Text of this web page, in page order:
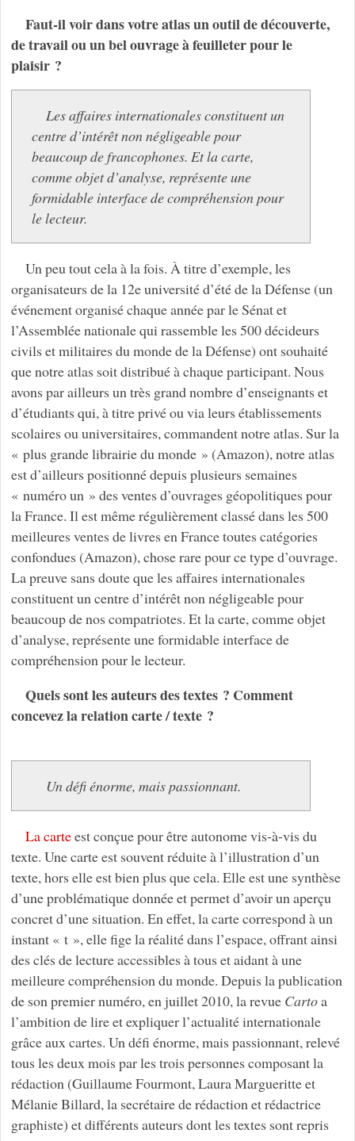
Faut-il voir dans votre atlas un outil de découverte,
de travail ou un bel ouvrage à feuilleter pour le
plaisir ?
Les affaires internationales constituent un
centre d’intérêt non négligeable pour
beaucoup de francophones. Et la carte,
comme objet d’analyse, représente une
formidable interface de compréhension pour
le lecteur.
Un peu tout cela à la fois. À titre d’exemple, les
organisateurs de la 12e université d’été de la Défense (un
événement organisé chaque année par le Sénat et
l’Assemblée nationale qui rassemble les 500 décideurs
civils et militaires du monde de la Défense) ont souhaité
que notre atlas soit distribué à chaque participant. Nous
avons par ailleurs un très grand nombre d’enseignants et
d’étudiants qui, à titre privé ou via leurs établissements
scolaires ou universitaires, commandent notre atlas. Sur la
« plus grande librairie du monde » (Amazon), notre atlas
est d’ailleurs positionné depuis plusieurs semaines
« numéro un » des ventes d’ouvrages géopolitiques pour
la France. Il est même régulièrement classé dans les 500
meilleures ventes de livres en France toutes catégories
confondues (Amazon), chose rare pour ce type d’ouvrage.
La preuve sans doute que les affaires internationales
constituent un centre d’intérêt non négligeable pour
beaucoup de nos compatriotes. Et la carte, comme objet
d’analyse, représente une formidable interface de
compréhension pour le lecteur.
Quels sont les auteurs des textes ? Comment
concevez la relation carte / texte ?
Un défi énorme, mais passionnant.
La carteest conçue pour être autonome vis-à-vis du
texte. Une carte est souvent réduite à l’illustration d’un
texte, hors elle est bien plus que cela. Elle est une synthèse
d’une problématique donnée et permet d’avoir un aperçu
concret d’une situation. En effet, la carte correspond à un
instant « t », elle fige la réalité dans l’espace, offrant ainsi
des clés de lecture accessibles à tous et aidant à une
meilleure compréhension du monde. Depuis la publication
de son premier numéro, en juillet 2010, la revue Cartoa
l’ambition de lire et expliquer l’actualité internationale
grâce aux cartes. Un défi énorme, mais passionnant, relevé
tous les deux mois par les trois personnes composant la
rédaction (Guillaume Fourmont, Laura Margueritte et
Mélanie Billard, la secrétaire de rédaction et rédactrice
graphiste) et différents auteurs dont les textes sont repris